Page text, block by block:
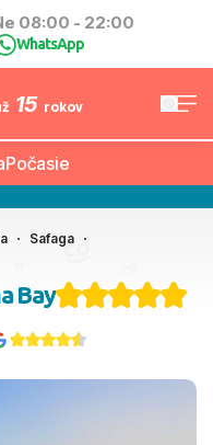
08:00 - 22:00
WhatsApp
15 rokov
Počasie
Safaga
Bay